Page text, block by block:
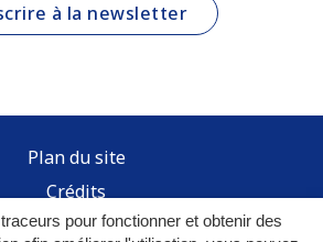
pour fonctionner et obtenir des
à la newsletter
Plan du site
Crédits